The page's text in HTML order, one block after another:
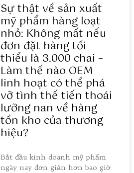
Sự thật về sản xuất
mỹ phẩm hàng loạt
nhỏ: Không mất nếu
đơn đặt hàng tối
thiểu là 3.000 chai –
Làm thế nào OEM
linh hoạt có thể phá
vỡ tình thế tiến thoái
lưỡng nan về hàng
tồn kho của thương
hiệu?
Bắt đầu kinh doanh mỹ phẩm
ngày nay đơn giản hơn bao giờ